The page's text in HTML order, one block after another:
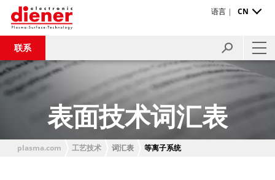
联系
语言 | CN
表面技术词汇表
plasma.com 工艺技术 词汇表 等离子系统